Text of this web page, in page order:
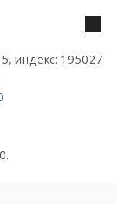
индекс: 195027